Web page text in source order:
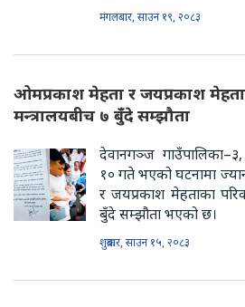
मंगलबार, साउन १९, २०८३
ओमप्रकाश मेहता र जयप्रकाश
मन्त्रालयबीच ७ बुँदे सम्झौता
देवानगञ्ज
१० गते भएको घटनामा
र जयप्रकाश मेहताका
बुँदे सम्झौता भएको छ।
शुक्रबार, साउन १५, २०८३